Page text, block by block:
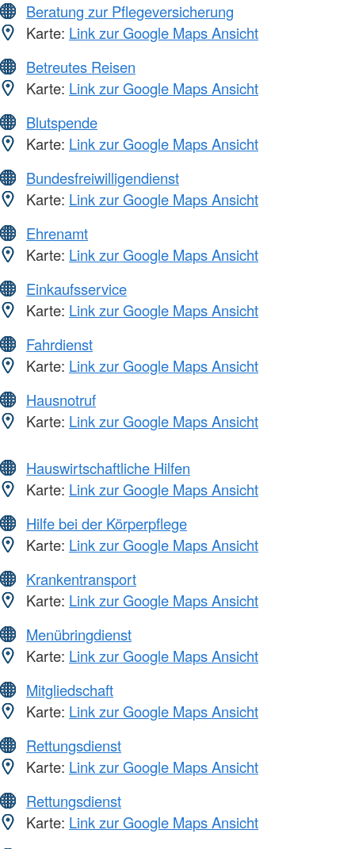
Beratung zur Pflegeversicherung
Karte: Link zur Google Maps Ansicht
Betreutes Reisen
Karte: Link zur Google Maps Ansicht
Blutspende
Karte: Link zur Google Maps Ansicht
Bundesfreiwilligendienst
Karte: Link zur Google Maps Ansicht
Ehrenamt
Karte: Link zur Google Maps Ansicht
Einkaufsservice
Karte: Link zur Google Maps Ansicht
Fahrdienst
Karte: Link zur Google Maps Ansicht
Hausnotruf
Karte: Link zur Google Maps Ansicht
Hauswirtschaftliche Hilfen
Karte: Link zur Google Maps Ansicht
Hilfe bei der Körperpflege
Karte: Link zur Google Maps Ansicht
Krankentransport
Karte: Link zur Google Maps Ansicht
Menübringdienst
Karte: Link zur Google Maps Ansicht
Mitgliedschaft
Karte: Link zur Google Maps Ansicht
Rettungsdienst
Karte: Link zur Google Maps Ansicht
Rettungsdienst
Karte: Link zur Google Maps Ansicht